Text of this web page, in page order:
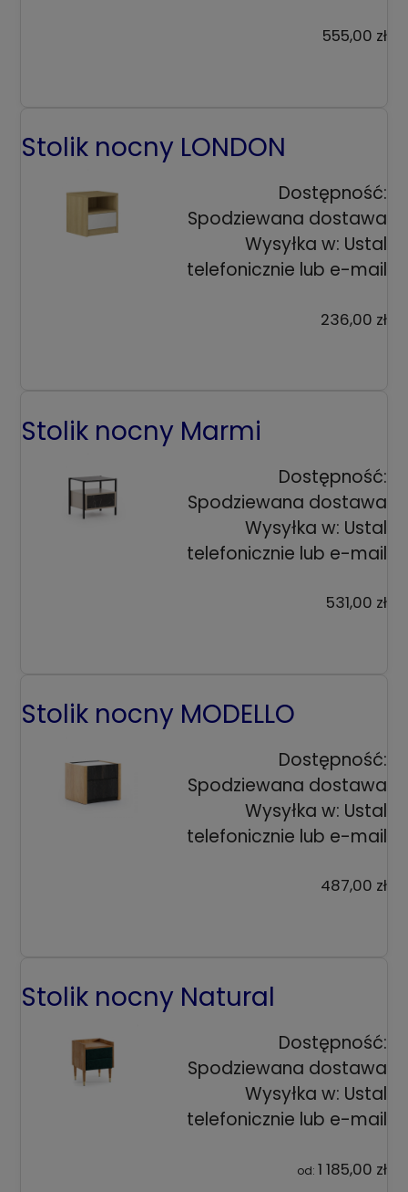
555,00 zł
Stolik nocny LONDON
Dostępność:
Spodziewana dostawa
Wysyłka w: Ustal
telefonicznie lub e-mail
236,00 zł
Stolik nocny Marmi
Dostępność:
Spodziewana dostawa
Wysyłka w: Ustal
telefonicznie lub e-mail
531,00 zł
Stolik nocny MODELLO
Dostępność:
Spodziewana dostawa
Wysyłka w: Ustal
telefonicznie lub e-mail
487,00 zł
Stolik nocny Natural
Dostępność:
Spodziewana dostawa
Wysyłka w: Ustal
telefonicznie lub e-mail
od: 1 185,00 zł